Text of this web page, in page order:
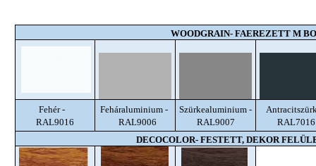
WOODGRAIN- FAEREZETT M
Fehér -
RAL9016
Feháraluminium -
RAL9006
Szürkealuminium -
RAL9007
RAL7016
DECOCOLOR- FESTETT, DEKOR